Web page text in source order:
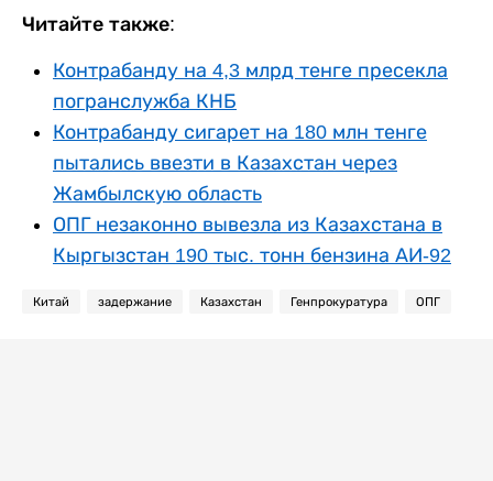
Читайте также:
Контрабанду на 4,3 млрд тенге пресекла
погранслужба КНБ
Контрабанду сигарет на 180 млн тенге
пытались ввезти в Казахстан через
Жамбылскую область
ОПГ незаконно вывезла из Казахстана в
Кыргызстан 190 тыс. тонн бензина АИ-92
Китай задержание Казахстан Генпрокуратура ОПГ